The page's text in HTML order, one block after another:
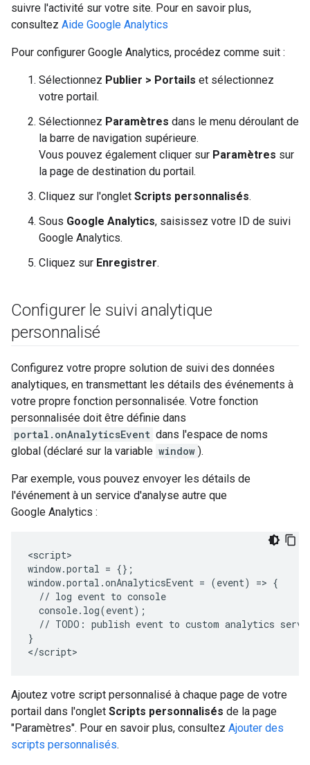
suivre l'activité sur votre site. Pour en savoir plus,
consultez Aide Google Analytics
Pour configurer Google Analytics, procédez comme suit :
Sélectionnez Publier > Portails et sélectionnez
votre portail.
Sélectionnez Paramètres dans le menu déroulant de
la barre de navigation supérieure.
Vous pouvez également cliquer sur Paramètres sur
la page de destination du portail.
Cliquez sur l'onglet Scripts personnalisés.
Sous Google Analytics, saisissez votre ID de suivi
Google Analytics.
Cliquez sur Enregistrer.
Configurer le suivi analytique
personnalisé
Configurez votre propre solution de suivi des données
analytiques, en transmettant les détails des événements à
votre propre fonction personnalisée. Votre fonction
personnalisée doit être définie dans
portal.onAnalyticsEvent dans l'espace de noms
global (déclaré sur la variable window ).
Par exemple, vous pouvez envoyer les détails de
l'événement à un service d'analyse autre que
Google Analytics :
<script>
window.portal = {};
window.portal.onAnalyticsEvent = (event) => {
// log event to console
console.log(event);
// TODO: publish event to custom analytics
}
Ajoutez votre script personnalisé à chaque page de votre
portail dans l'onglet Scripts personnalisés de la page
"Paramètres". Pour en savoir plus, consultez Ajouter des
scripts personnalisés.